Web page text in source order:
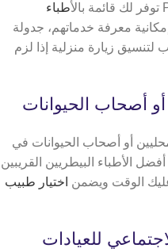
أطباء
معرفة خدماتهم، جدولة
لتنسيق زيارة منزلية إذا لزم
أو أصحاب الحيوانات في
الأطباء البيطريين القريبين
عليك الوقت ويضمن اختيار طبيب
للعيادات